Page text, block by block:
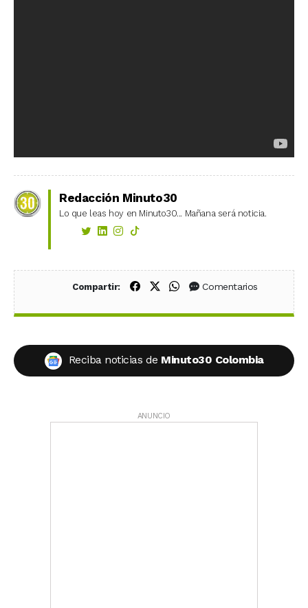
Redacción Minuto30
Lo que leas hoy en Minuto30... Mañana será noticia.
Compartir: Compartir en Facebook
Compartir en X (Twitter)
Compartir en WhatsApp
Comentarios
Reciba noticias de Minuto30 Colombia
ANUNCIO